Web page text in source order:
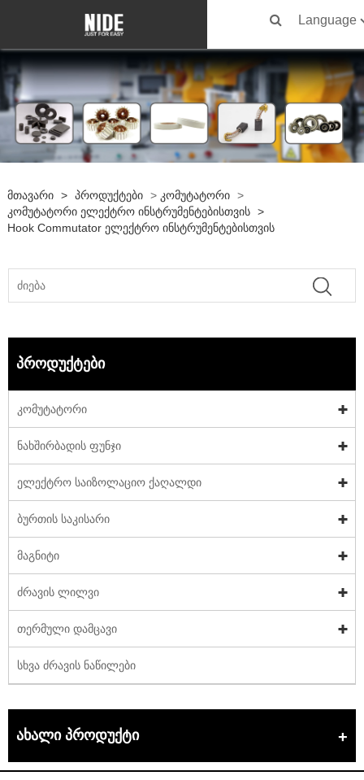
Language
Მთავარი > Პროდუქტები > Კომუტატორი >
Კომუტატორი Ელექტრო Ინსტრუმენტებისთვის >
Hook Commutator Ელექტრო Ინსტრუმენტებისთვის
პროდუქტები
კომუტატორი
ნახშირბადის ფუნჯი
ელექტრო საიზოლაციო ქაღალდი
ბურთის საკისარი
მაგნიტი
ძრავის ლილვი
თერმული დამცავი
სხვა ძრავის ნაწილები
ახალი პროდუქტი